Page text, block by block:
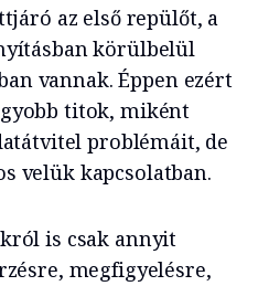
az első repülőt, a
körülbelül
vannak. Éppen ezért
titok, miként
problémáit, de
velük kapcsolatban.
is csak annyit
megfigyelésre,